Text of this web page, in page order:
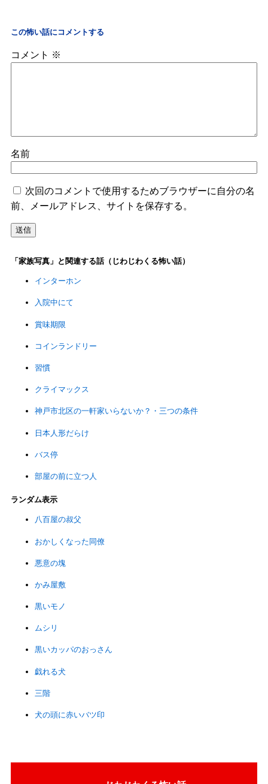
この怖い話にコメントする
コメント ※
名前
次回のコメントで使用するためブラウザーに自分の名
前、メールアドレス、サイトを保存する。
「家族写真」と関連する話（じわじわくる怖い話）
インターホン
入院中にて
賞味期限
コインランドリー
習慣
クライマックス
神戸市北区の一軒家いらないか？・三つの条件
日本人形だらけ
バス停
部屋の前に立つ人
ランダム表示
八百屋の叔父
おかしくなった同僚
悪意の塊
かみ屋敷
黒いモノ
ムシリ
黒いカッパのおっさん
戯れる犬
三階
犬の頭に赤いバツ印